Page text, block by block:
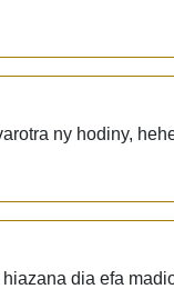
ny hodiny,
dia efa